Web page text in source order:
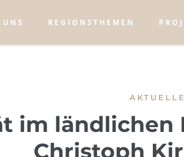
UNS REGIONSTHEMEN
im ländlichen
Christoph